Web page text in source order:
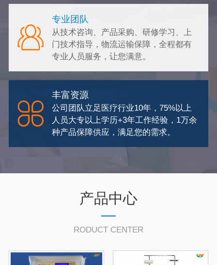
专业团队
从技术咨询、产品采购、研修学习、上
门技术指导，物流运输保障，全程都有
专业人员服务，让您满意。
丰富资源
公司团队立足医疗行业10年，75%以上
人员大专以上学历+3年工作经验，1万余
种产品保障供应，满足您的需求。
产品中心
RODUCT CENTER